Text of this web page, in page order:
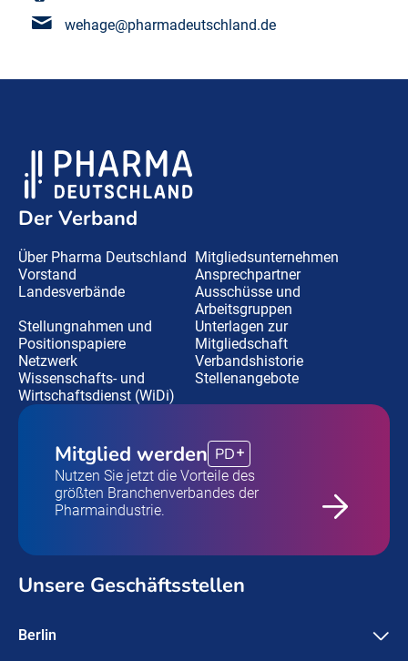
wehage@pharmadeutschland.de
Der Verband
Über Pharma Deutschland
Mitgliedsunternehmen
Vorstand
Ansprechpartner
Landesverbände
Ausschüsse und
Arbeitsgruppen
Stellungnahmen und
Positionspapiere
Unterlagen zur
Mitgliedschaft
Netzwerk
Verbandshistorie
Wissenschafts- und
Wirtschaftsdienst (WiDi)
Stellenangebote
Mitglied werden PD
Nutzen Sie jetzt die Vorteile des
größten Branchenverbandes der
Pharmaindustrie.
Unsere Geschäftsstellen
Berlin